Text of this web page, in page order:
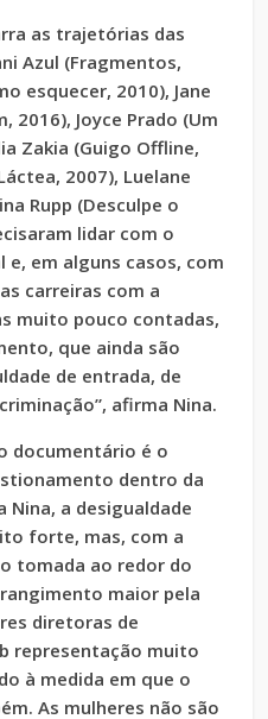
as trajetórias das
Azul (Fragmentos,
esquecer, 2010), Jane
2016), Joyce Prado (Um
Zakia (Guigo Offline,
2007), Luelane
Rupp (Desculpe o
lidar com o
em alguns casos, com
carreiras com a
muito pouco contadas,
que ainda são
de entrada, de
afirma Nina.
documentário é o
dentro da
Nina, a desigualdade
forte, mas, com a
tomada ao redor do
maior pela
diretoras de
representação muito
à medida em que o
As mulheres não são